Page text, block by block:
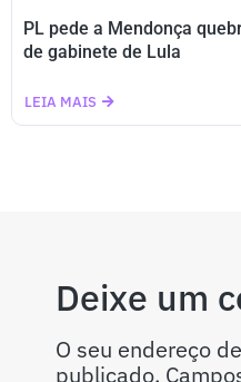
PL pede a Mendonça
de gabinete de Lula
LEIA MAIS
Deixe um
O seu endereço
publicado.